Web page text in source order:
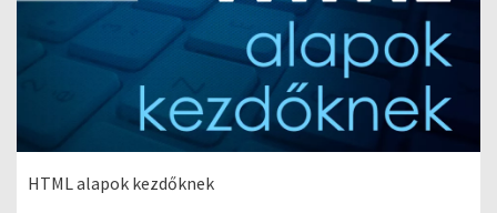
HTML alapok kezdőknek